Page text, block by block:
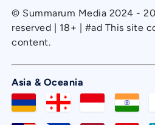
© Summarum Media 2024 -
reserved | 18+ | #ad This site
content.
Asia & Oceania